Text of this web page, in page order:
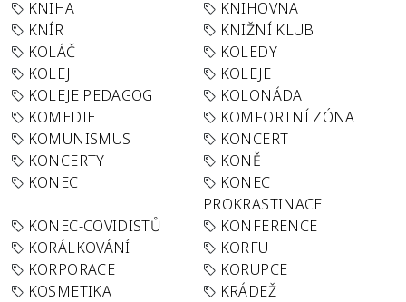
KNIHA
KNIHOVNA
KNÍR
KNIŽNÍ KLUB
KOLÁČ
KOLEDY
KOLEJ
KOLEJE
KOLEJE PEDAGOG
KOLONÁDA
KOMEDIE
KOMFORTNÍ ZÓNA
KOMUNISMUS
KONCERT
KONCERTY
KONĚ
KONEC
KONEC
PROKRASTINACE
KONEC-COVIDISTŮ
KONFERENCE
KORÁLKOVÁNÍ
KORFU
KORPORACE
KORUPCE
KOSMETIKA
KRÁDEŽ